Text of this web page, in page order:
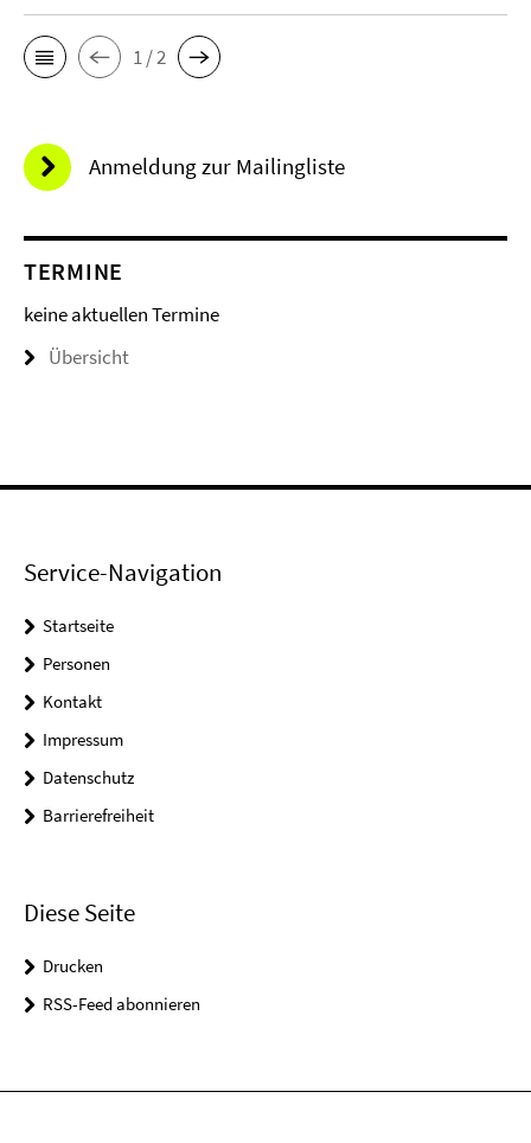
1 / 2
Anmeldung zur Mailingliste
TERMINE
keine aktuellen Termine
Übersicht
Service-Navigation
Startseite
Personen
Kontakt
Impressum
Datenschutz
Barrierefreiheit
Diese Seite
Drucken
RSS-Feed abonnieren